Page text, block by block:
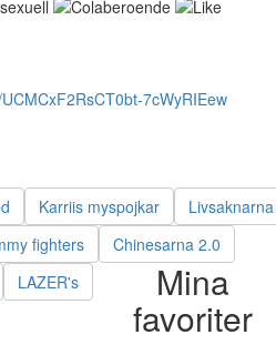
7cWyRIEew
Karriis myspojkar
Livsaknarna
fighters
Chinesarna 2.0
LAZER's Mina
favoriter